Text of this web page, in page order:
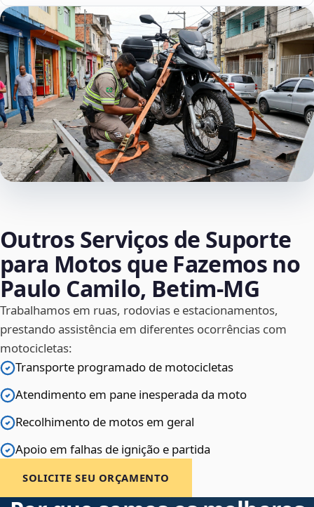
Outros Serviços de Suporte
para Motos que Fazemos no
Paulo Camilo, Betim‑MG
Trabalhamos em ruas, rodovias e estacionamentos,
prestando assistência em diferentes ocorrências com
motocicletas:
Transporte programado de motocicletas
Atendimento em pane inesperada da moto
Recolhimento de motos em geral
Apoio em falhas de ignição e partida
SOLICITE SEU ORÇAMENTO